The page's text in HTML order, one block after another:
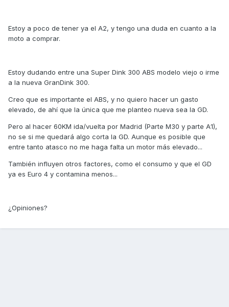
Estoy a poco de tener ya el A2, y tengo una duda en cuanto a la
moto a comprar.
Estoy dudando entre una Super Dink 300 ABS modelo viejo o irme
a la nueva GranDink 300.
Creo que es importante el ABS, y no quiero hacer un gasto
elevado, de ahí que la única que me planteo nueva sea la GD.
Pero al hacer 60KM ida/vuelta por Madrid (Parte M30 y parte A1),
no se si me quedará algo corta la GD. Aunque es posible que
entre tanto atasco no me haga falta un motor más elevado...
También influyen otros factores, como el consumo y que el GD
ya es Euro 4 y contamina menos...
¿Opiniones?